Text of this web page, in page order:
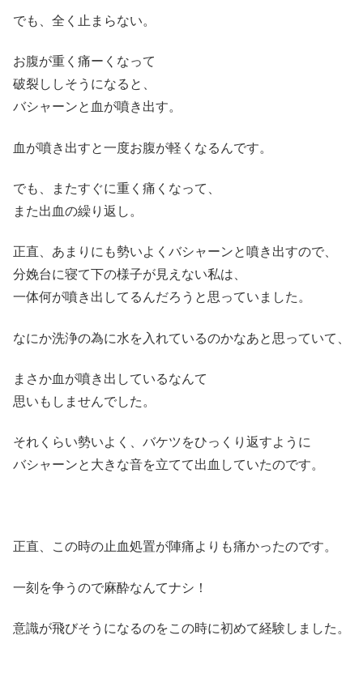
でも、全く止まらない。
お腹が重く痛ーくなって
破裂ししそうになると、
バシャーンと血が噴き出す。
血が噴き出すと一度お腹が軽くなるんです。
でも、またすぐに重く痛くなって、
また出血の繰り返し。
正直、あまりにも勢いよくバシャーンと噴き出すので、
分娩台に寝て下の様子が見えない私は、
一体何が噴き出してるんだろうと思っていました。
なにか洗浄の為に水を入れているのかなあと思っていて、
まさか血が噴き出しているなんて
思いもしませんでした。
それくらい勢いよく、バケツをひっくり返すように
バシャーンと大きな音を立てて出血していたのです。
正直、この時の止血処置が陣痛よりも痛かったのです。
一刻を争うので麻酔なんてナシ！
意識が飛びそうになるのをこの時に初めて経験しました。